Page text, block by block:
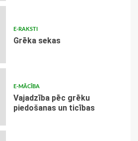
E-RAKSTI
Grēka sekas
E-MĀCĪBA
Vajadzība pēc grēku
piedošanas un ticības